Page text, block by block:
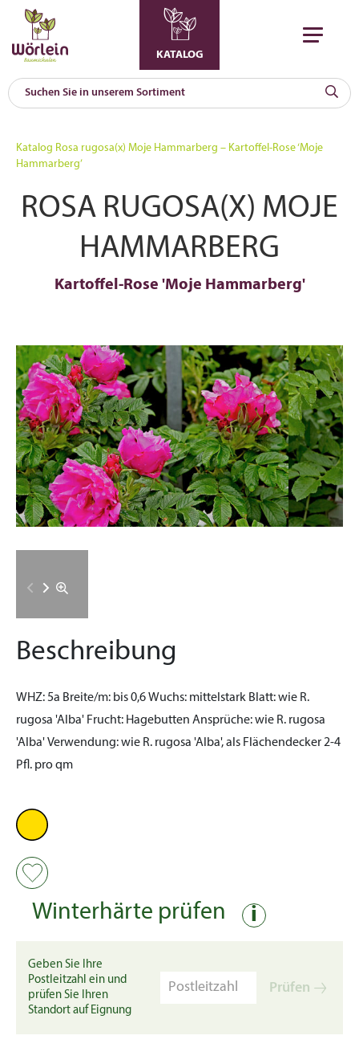
KATALOG
Katalog Rosa rugosa(x) Moje Hammarberg – Kartoffel-Rose ‘Moje
Hammarberg’
ROSA RUGOSA(X) MOJE
HAMMARBERG
Kartoffel-Rose 'Moje Hammarberg'
Beschreibung
WHZ:5a Breite/m: bis 0,6Wuchs: mittelstark Blatt:wie R.
rugosa 'Alba' Frucht: Hagebutten Ansprüche:wie R. rugosa
'Alba'Verwendung:wie R. rugosa 'Alba', als Flächendecker 2-4
Pfl. pro qm
Winterhärte prüfen i
Geben Sie Ihre
Postleitzahl ein und
prüfen Sie Ihren
Standort auf Eignung
Prüfen